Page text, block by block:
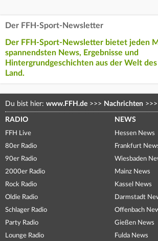
Der FFH-Sport-Newsletter
Der FFH-Sport-Newsletter bietet jeden
spannendsten News, Ergebnisse und
Hintergrundgeschichten aus der Welt
Land.
Du bist hier: www.FFH.de >>> Nachrichten >>>
RADIO
FFH Live
80er Radio
90er Radio
2000er Radio
Rock Radio
Oldie Radio
Schlager Radio
Party Radio
Lounge Radio
NEWS
Hessen News
Frankfurt
Wiesbaden
Mainz News
Kassel News
Darmstadt
Offenbach
Gießen News
Fulda News